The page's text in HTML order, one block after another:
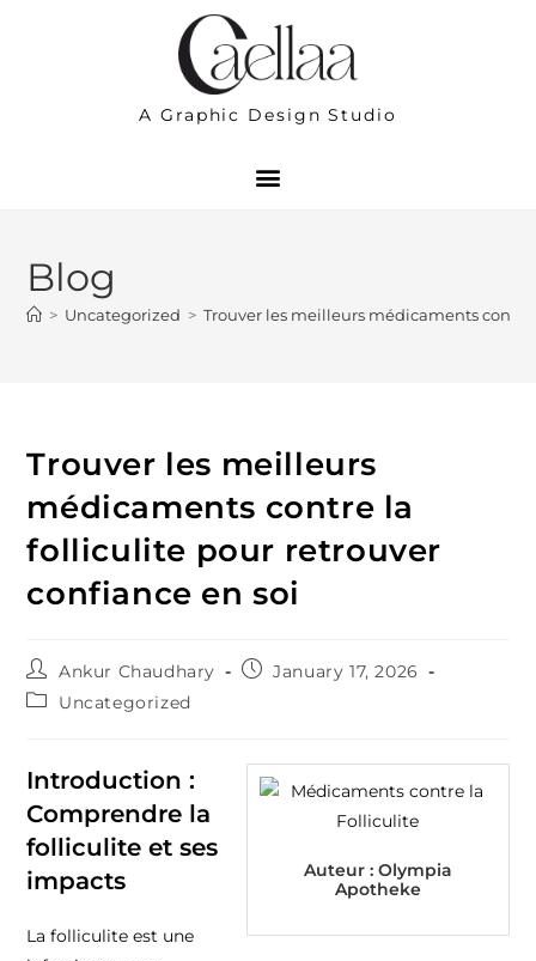
A Graphic Design Studio
Blog
> Uncategorized > Trouver les meilleurs médicaments
Trouver les meilleurs
médicaments contre la
folliculite pour retrouver
confiance en soi
Ankur Chaudhary
January 17, 2026
Uncategorized
Auteur : Olympia
Apotheke
Introduction :
Comprendre la
folliculite et ses
impacts
La folliculite est une